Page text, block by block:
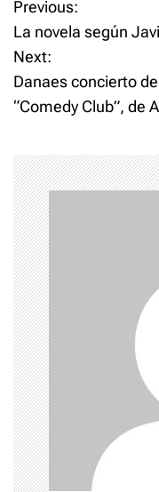
P
o
s
n
a
v
i
g
a
t
i
o
Previous:
La novela según
Next:
Danaes concierto
“Comedy Club”, de